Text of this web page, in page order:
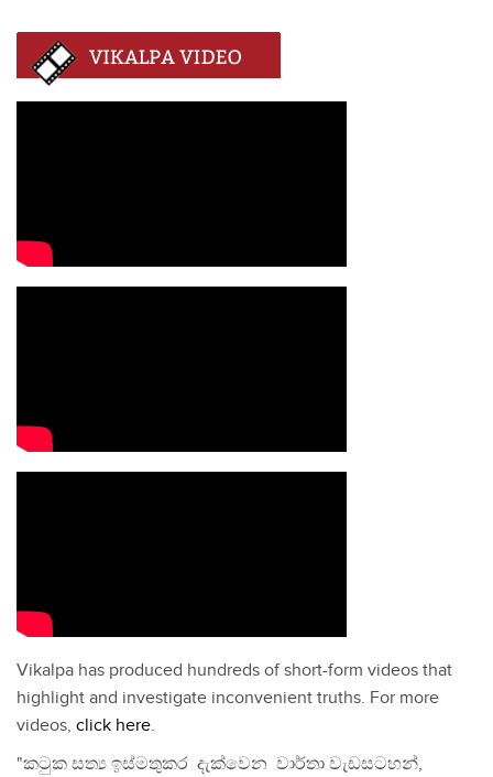
Vikalpa has produced hundreds of short-form videos that
highlight and investigate inconvenient truths. For more
videos, click here.
"කටුක සත්‍ය ඉස්මතුකර දැක්වෙන වාර්තා වැඩසටහන්,